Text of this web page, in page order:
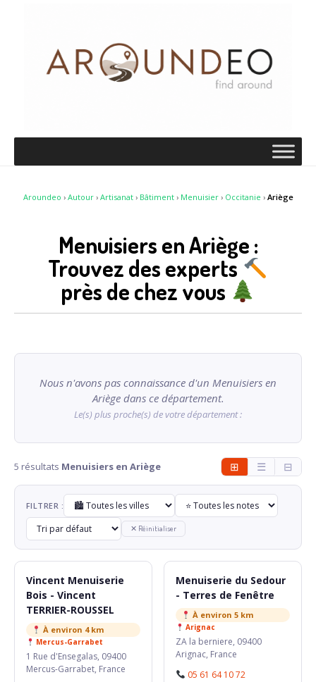
Aroundeo › Autour› Artisanat› Bâtiment› Menuisier› Occitanie › Ariège
Menuisiers en Ariège :
Trouvez des experts
près de chez vous
Nous n'avons pas connaissance d'un Menuisiers en
Ariège dans ce département.
Le(s) plus proche(s) de votre département :
5 résultats Menuisiers en Ariège ⊞ ☰ ⊟
FILTRER :
✕ Réinitialiser
Vincent Menuiserie
Bois - Vincent
TERRIER-ROUSSEL
À environ 4 km
Mercus-Garrabet
1 Rue d'Ensegalas, 09400
Mercus-Garrabet, France
Menuiserie du Sedour
- Terres de Fenêtre
À environ 5 km
Arignac
ZA la berniere, 09400
Arignac, France
05 61 64 10 72